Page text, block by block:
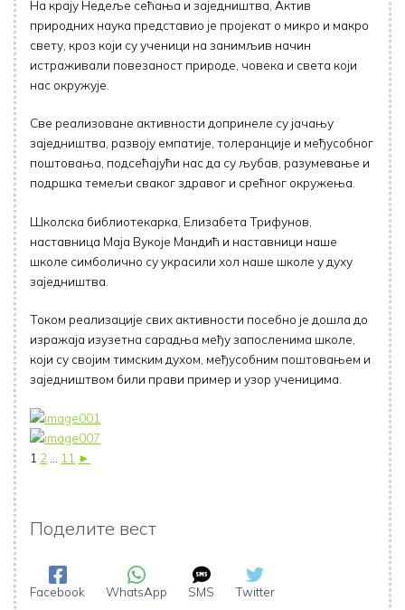
На крају Недеље сећања и заједништва, Актив
природних наука представио је пројекат о микро и макро
свету, кроз који су ученици на занимљив начин
истраживали повезаност природе, човека и света који
нас окружује.
Све реализоване активности допринеле су јачању
заједништва, развоју емпатије, толеранције и међусобног
поштовања, подсећајући нас да су љубав, разумевање и
подршка темељи сваког здравог и срећног окружења.
Школска библиотекарка, Елизабета Трифунов,
наставница Маја Вукоје Мандић и наставници наше
школе симболично су украсили хол наше школе у духу
заједништва.
Током реализације свих активности посебно је дошла до
изражаја изузетна сарадња међу запосленима школе,
који су својим тимским духом, међусобним поштовањем и
заједништвом били прави пример и узор ученицима.
1 2 11 ►
Поделите вест
Facebook WhatsApp SMS Twitter